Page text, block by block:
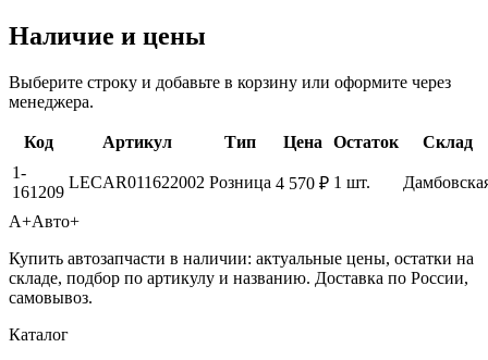
Наличие и цены
Выберите строку и добавьте в корзину или оформите через
менеджера.
Код Артикул Тип Цена Остаток
Склад
1-
161209
LECAR011622002 Розница 4 570 ₽ 1 шт.
А+Авто+
Купить автозапчасти в наличии: актуальные цены, остатки на
складе, подбор по артикулу и названию. Доставка по России,
самовывоз.
Каталог